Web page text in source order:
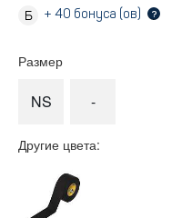
+ 40 бонуса (ов) ?
Размер
NS -
Другие цвета: